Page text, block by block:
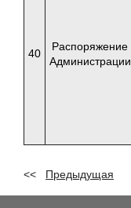
40
Распоряжение
Администрации
<< Предыдущая